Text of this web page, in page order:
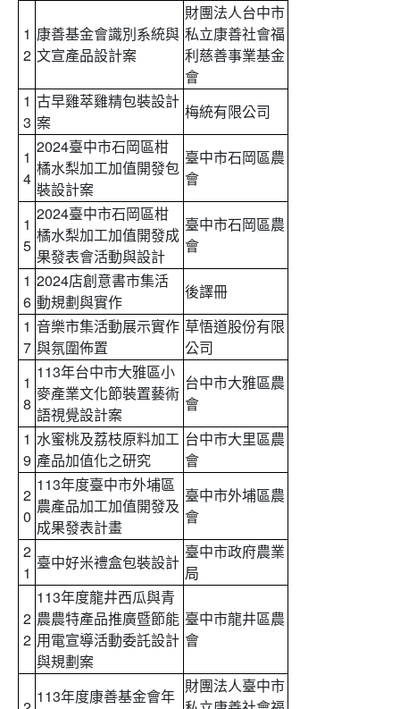
1
2
康善基金會識別系統與
文宣產品設計案
財團法人台中市
私立康善社會福
利慈善事業基金
會
1
3
古早雞萃雞精包裝設計
案
梅統有限公司
1
4
2024臺中市石岡區柑
橘水梨加工加值開發包
裝設計案
臺中市石岡區農
會
1
5
2024臺中市石岡區柑
橘水梨加工加值開發成
果發表會活動與設計
臺中市石岡區農
會
1
6
2024店創意書市集活
動規劃與實作
後譯冊
1
7
音樂市集活動展示實作
與氛圍佈置
草悟道股份有限
公司
1
8
113年台中市大雅區小
麥產業文化節裝置藝術
語視覺設計案
台中市大雅區農
會
1
9
水蜜桃及荔枝原料加工
產品加值化之研究
台中市大里區農
會
2
0
113年度臺中市外埔區
農產品加工加值開發及
成果發表計畫
臺中市外埔區農
會
2
1
臺中好米禮盒包裝設計
臺中市政府農業
局
2
2
113年度龍井西瓜與青
農農特產品推廣暨節能
用電宣導活動委託設計
與規劃案
臺中市龍井區農
會
113年度康善基金會年
財團法人臺中市